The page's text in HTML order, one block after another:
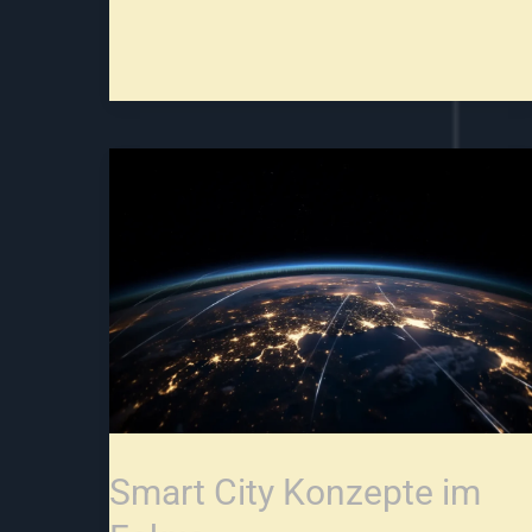
Smart City Konzepte im
im
Fokus
„Pforzheim.Gemeinsam.Smart“